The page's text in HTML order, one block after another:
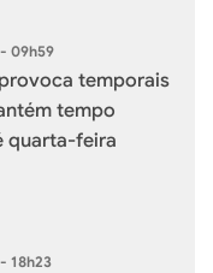
09h59
temporais
tempo
quarta-feira
18h23